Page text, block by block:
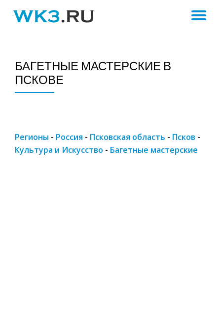
БАГЕТНЫЕ МАСТЕРСКИЕ В
ПСКОВЕ
Регионы - Россия - Псковская область - Псков -
Культура и Искусство - Багетные мастерские